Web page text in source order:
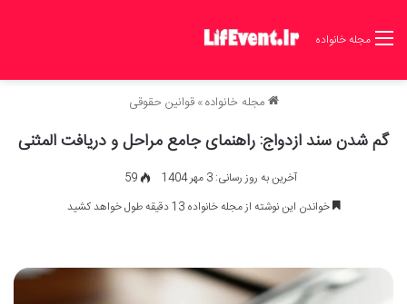
مجله خانواده
مجله خانواده» قوانین حقوقی
گم شدن سند ازدواج: راهنمای جامع مراحل و دریافت المثنی
آخرین به روز رسانی: 3 مهر 1404
59
خواندن این نوشته از مجله خانواده 13 دقیقه طول خواهد کشید